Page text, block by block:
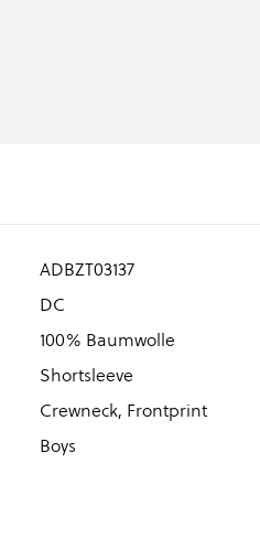
ADBZT03137
DC
100% Baumwolle
Shortsleeve
Crewneck, Frontprint
Boys